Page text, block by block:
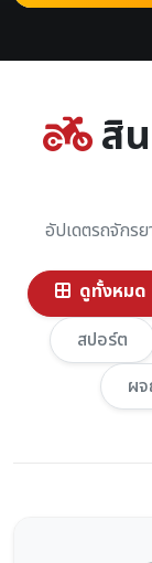
สิ
อัปเดตรถจักร
ดูทั้งหมด
สปอร์ต
ผ